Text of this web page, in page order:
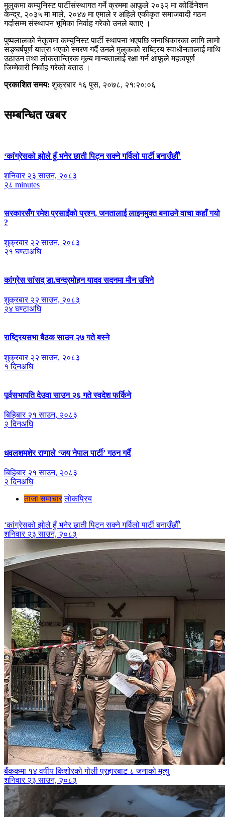
मुलुकमा कम्युनिस्ट पार्टीसंस्थागत गर्ने क्रममा आफूले २०३२ मा कोर्डिनेशन
केन्द्र, २०३५ मा माले, २०४७ मा एमाले र अहिले एकीकृत समाजवादी गठन
गर्दासम्म संस्थापन भूमिका निर्वाह गरेको उनले बताए ।
पुष्पलालको नेतृत्वमा कम्युनिस्ट पार्टी स्थापना भएपछि जनाधिकारका लागि लामो
सङ्घर्षपूर्ण यात्रा भएको स्मरण गर्दै उनले मुलुकको राष्ट्रिय स्वाधीनतालाई माथि
उठाउन तथा लोकतान्त्रिक मूल्य मान्यतालाई रक्षा गर्न आफूले महत्वपूर्ण
जिम्मेवारी निर्वाह गरेको बताउ ।
प्रकाशित समय: शुक्रबार १६ पुस, २०७८, २१:२०:०६
सम्बन्धित खबर
‘कांग्रेसको झोले हुँ भनेर छाती पिट्न सक्ने गर्विलो पार्टी बनाउँछौँ’
शनिवार २३ साउन, २०८३
२८ minutes
सरकारसँग रमेश प्रसाईंको प्रश्न, जनतालाई लाइनमुक्त बनाउने वाचा कहाँ गयो
?
शुक्रबार २२ साउन, २०८३
२१ घण्टाअघि
कांग्रेस सांसद् डा‍‍.चन्द्रमोहन यादव सदनमा मौन उभिने
शुक्रबार २२ साउन, २०८३
२४ घण्टाअघि
राष्ट्रियसभा बैठक साउन २७ गते बस्ने
शुक्रबार २२ साउन, २०८३
१ दिनअघि
पूर्वसभापति देउवा साउन २६ गते स्वदेश फर्किने
बिहिबार २१ साउन, २०८३
२ दिनअघि
धवलशमशेर राणाले ‘जय नेपाल पार्टी’ गठन गर्दै
बिहिबार २१ साउन, २०८३
२ दिनअघि
ताजा समाचार लाेकप्रिय
‘कांग्रेसको झोले हुँ भनेर छाती पिट्न सक्ने गर्विलो पार्टी बनाउँछौँ’
शनिवार २३ साउन, २०८३
बैंककमा १४ वर्षीय किशोरको गोली प्रहारबाट ८ जनाको मृत्यु
शनिवार २३ साउन, २०८३